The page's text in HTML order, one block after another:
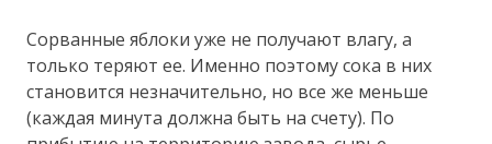
Сорванные яблоки уже не получают влагу, а
только теряют ее. Именно поэтому сока в них
становится незначительно, но все же меньше
(каждая минута должна быть на счету). По